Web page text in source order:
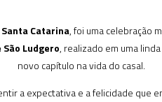
Catarina, foi uma celebração
Ludgero, realizado em uma
novo capítulo na vida do casal.
a expectativa e a felicidade que